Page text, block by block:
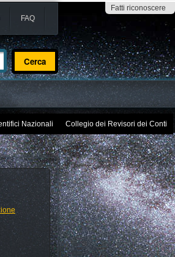
Fatti riconoscere
FAQ
Nazionali Collegio dei Revisori dei Conti